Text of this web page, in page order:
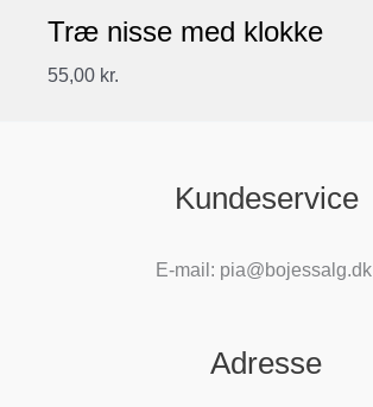
Træ nisse med klokke
55,00 kr.
Kundeservice
E-mail: pia@bojessalg.dk
Adresse